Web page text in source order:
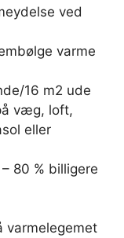
ved
varme
16 m2 ude
væg, loft,
eller
80 % billigere
varmelegemet